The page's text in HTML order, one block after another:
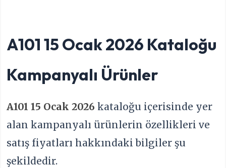
A101 15 Ocak 2026 Kataloğu
Kampanyalı Ürünler
A101 15 Ocak 2026 kataloğu içerisinde yer
alan kampanyalı ürünlerin özellikleri ve
satış fiyatları hakkındaki bilgiler şu
şekildedir.